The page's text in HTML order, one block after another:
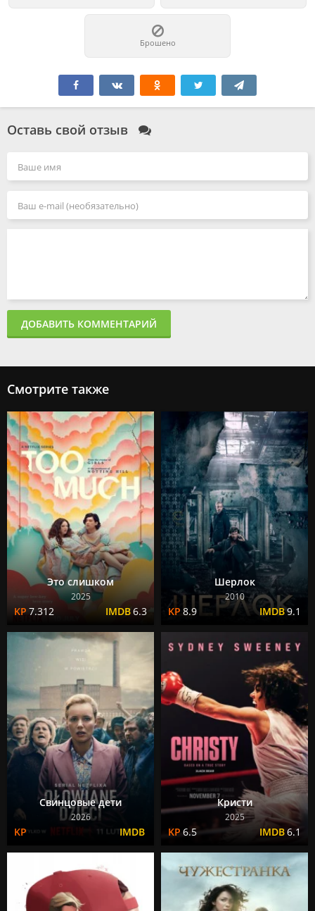
Брошено
Оставь свой отзыв
ДОБАВИТЬ КОММЕНТАРИЙ
Смотрите также
Это слишком
2025
7.312 6.3
Шерлок
2010
8.9 9.1
Свинцовые дети
2026
Кристи
2025
6.5 6.1